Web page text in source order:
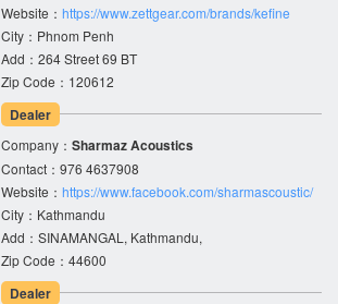
Website： https://www.zettgear.com/brands/kefine
City：Phnom Penh
Add：264 Street 69 BT
Zip Code：120612
Dealer
Company： Sharmaz Acoustics
Contact：976 4637908
Website： https://www.facebook.com/sharmascoustic/
City：Kathmandu
Add：SINAMANGAL, Kathmandu,
Zip Code：44600
Dealer